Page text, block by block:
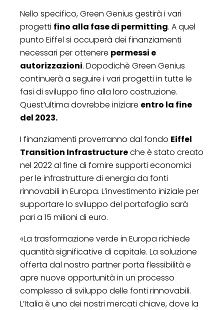
Nello specifico, Green Genius gestirà i vari
progetti fino alla fase di permitting. A quel
punto Eiffel si occuperà dei finanziamenti
necessari per ottenere permessi e
autorizzazioni. Dopodichè Green Genius
continuerà a seguire i vari progetti in tutte le
fasi di sviluppo fino alla loro costruzione.
Quest’ultima dovrebbe iniziare entro la fine
del 2023.
I finanziamenti proverranno dal fondo Eiffel
Transition Infrastructureche è stato creato
nel 2022 al fine di fornire supporti economici
per le infrastrutture di energia da fonti
rinnovabili in Europa. L’investimento iniziale per
supportare lo sviluppo del portafoglio sarà
pari a 15 milioni di euro.
«La trasformazione verde in Europa richiede
quantità significative di capitale. La soluzione
offerta dal nostro partner porta flessibilità e
apre nuove opportunità in un processo
complesso di sviluppo delle fonti rinnovabili.
L’Italia è uno dei nostri mercati chiave, dove la